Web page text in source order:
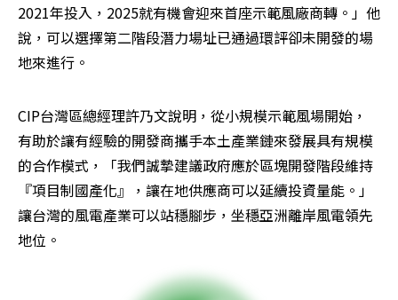
2021年投入，2025就有機會迎來首座示範風廠商轉。」他
說，可以選擇第二階段潛力場址已通過環評卻未開發的場
地來進行。
CIP台灣區總經理許乃文說明，從小規模示範風場開始，
有助於讓有經驗的開發商攜手本土產業鏈來發展具有規模
的合作模式，「我們誠摯建議政府應於區塊開發階段維持
『項目制國產化』，讓在地供應商可以延續投資量能。」
讓台灣的風電產業可以站穩腳步，坐穩亞洲離岸風電領先
地位。